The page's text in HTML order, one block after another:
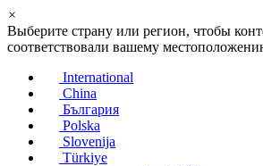
×
Выберите страну или регион, чтобы
соответствовали вашему
International
China
България
Polska
Slovenija
Türkiye